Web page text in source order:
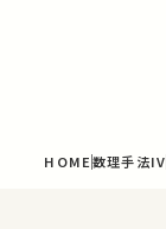
HOME数理手法IV